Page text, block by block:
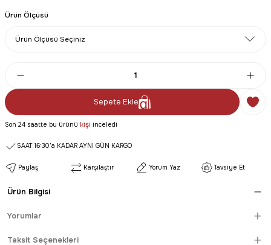
Ürün Ölçüsü
Sepete Ekle
Son 24 saatte bu ürünü kişi inceledi
SAAT 16:30’a KADAR AYNI GÜN KARGO
Paylaş Karşılaştır Yorum Yaz Tavsiye Et
Ürün Bilgisi
Yorumlar
Taksit Seçenekleri